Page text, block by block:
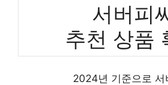
서버피
추천 상품
2024년 기준으로 서